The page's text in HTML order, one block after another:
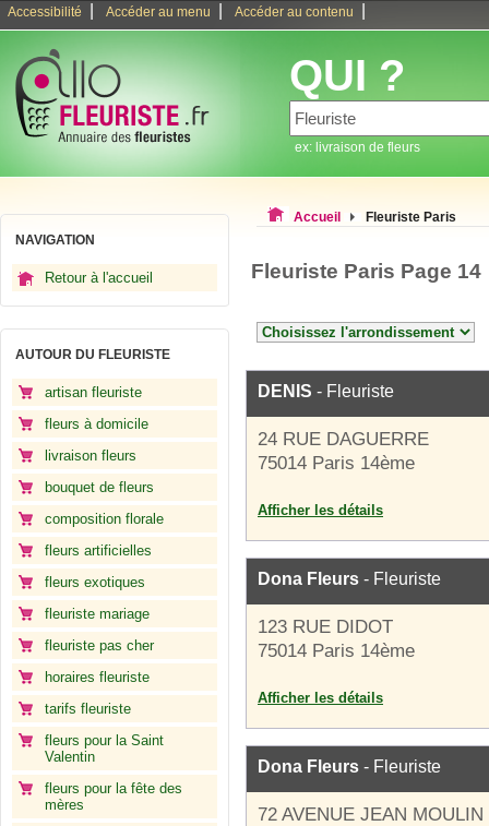
Accessibilité Accéder au menu Accéder au contenu
QUI ?
ex: livraison de fleurs
NAVIGATION
Retour à l'accueil
AUTOUR DU FLEURISTE
artisan fleuriste
fleurs à domicile
livraison fleurs
bouquet de fleurs
composition florale
fleurs artificielles
fleurs exotiques
fleuriste mariage
fleuriste pas cher
horaires fleuriste
tarifs fleuriste
fleurs pour la Saint
Valentin
fleurs pour la fête des
mères
Accueil Fleuriste Paris
Fleuriste Paris Page 14
DENIS - Fleuriste
24 RUE DAGUERRE
75014 Paris 14ème
Afficher les détails
Dona Fleurs - Fleuriste
123 RUE DIDOT
75014 Paris 14ème
Afficher les détails
Dona Fleurs - Fleuriste
72 AVENUE JEAN MOULIN